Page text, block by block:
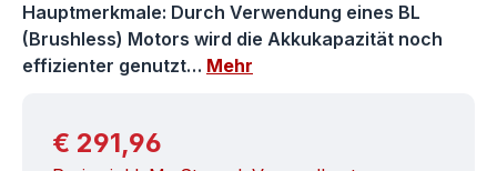
Hauptmerkmale: Durch Verwendung eines BL
(Brushless) Motors wird die Akkukapazität noch
effizienter genutzt… Mehr
Regulärer Preis:
€ 291,96